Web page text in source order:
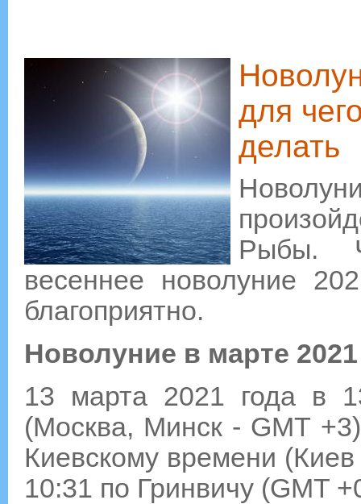
для
делать
Рыбы.
весеннее новолуние
благоприятно.
Новолуние в марте
13 марта 2021 года в
(Москва, Минск - GMT
Киевскому времени
10:31 по Гринвичу (GMT